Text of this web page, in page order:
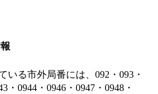
いる市外局番には、092・093・
・0944・0946・0947・0948・